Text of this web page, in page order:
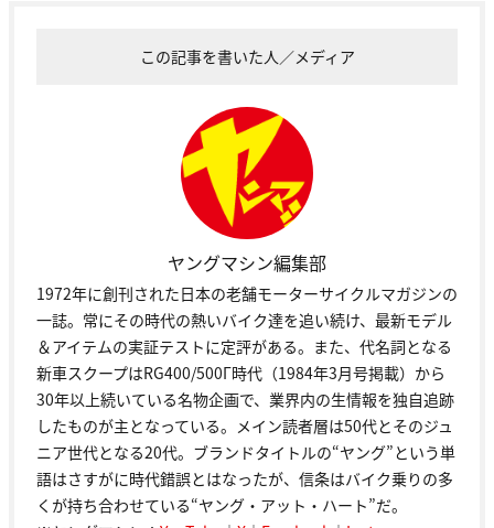
この記事を書いた人／メディア
ヤングマシン編集部
1972年に創刊された日本の老舗モーターサイクルマガジンの
一誌。常にその時代の熱いバイク達を追い続け、最新モデル
＆アイテムの実証テストに定評がある。また、代名詞となる
新車スクープはRG400/500Γ時代（1984年3月号掲載）から
30年以上続いている名物企画で、業界内の生情報を独自追跡
したものが主となっている。メイン読者層は50代とそのジュ
ニア世代となる20代。ブランドタイトルの“ヤング”という単
語はさすがに時代錯誤とはなったが、信条はバイク乗りの多
くが持ち合わせている“ヤング・アット・ハート”だ。